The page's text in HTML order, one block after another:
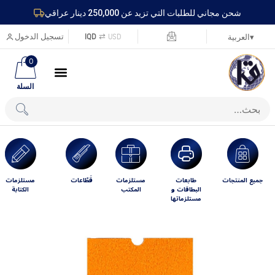
شحن مجاني للطلبات التي تزيد عن 250,000 دينار عراقي
تسجيل الدخول IQD ⇄ USD العربية▾
0
السلة
جميع المنتجات طابعات
البطاقات و
مستلزماتها
مستلزمات
المكتب
قَطّاعات مستلزمات
الكتابة